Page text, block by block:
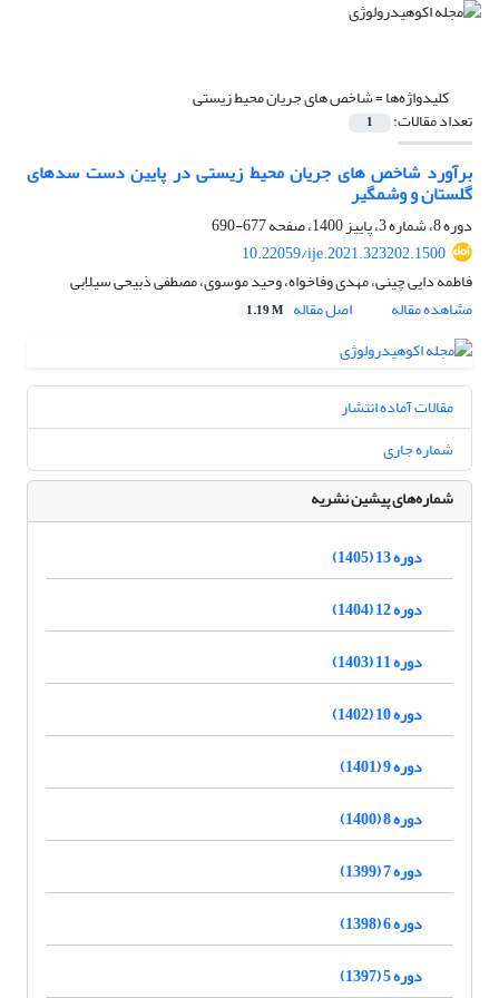
کلیدواژه‌ها =شاخص‏ های جریان محیط‏ زیستی
تعداد مقالات: 1
برآورد شاخص‏ های جریان محیط‏ زیستی در پایین ‏دست سدهای
گلستان و وشمگیر
دوره 8، شماره 3، پاییز 1400، صفحه
677-690
10.22059/ije.2021.323202.1500
فاطمه دایی چینی، مهدی وفاخواه، وحید موسوی، مصطفی ذبیحی سیلابی
مشاهده مقاله
اصل مقاله 1.19 M
مقالات آماده انتشار
شماره جاری
شماره‌های پیشین نشریه
دوره 13 (1405)
دوره 12 (1404)
دوره 11 (1403)
دوره 10 (1402)
دوره 9 (1401)
دوره 8 (1400)
دوره 7 (1399)
دوره 6 (1398)
دوره 5 (1397)